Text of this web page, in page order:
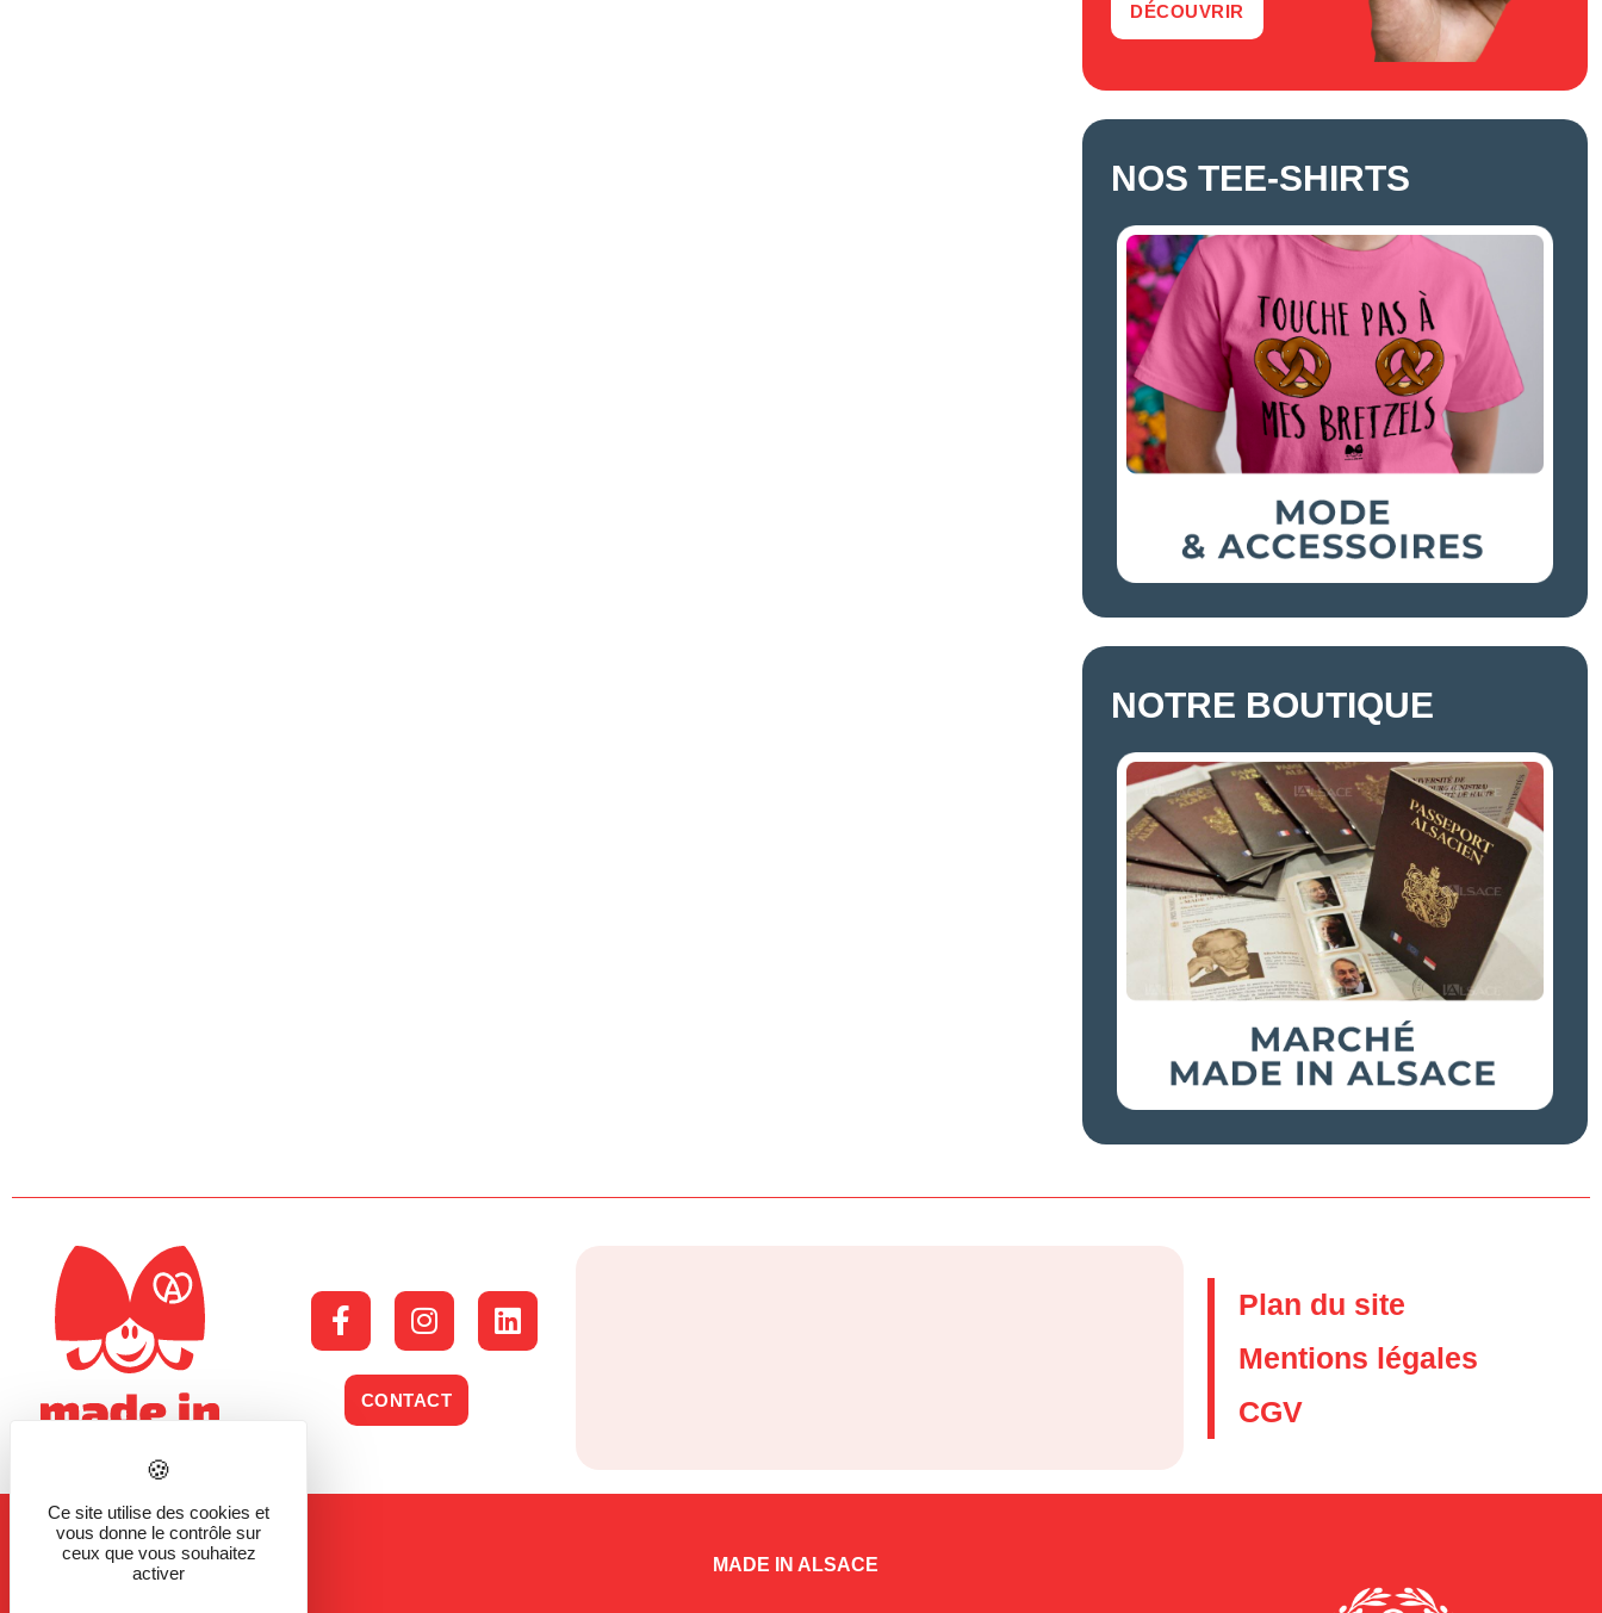
DÉCOUVRIR
NOS TEE-SHIRTS
NOTRE BOUTIQUE
CONTACT
Plan du site
Mentions légales
CGV
MADE IN ALSACE
Ce site utilise des cookies et
vous donne le contrôle sur
ceux que vous souhaitez
activer